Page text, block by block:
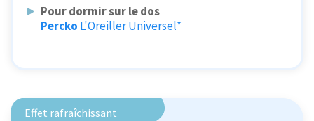
Pour dormir sur le dos
Percko L'Oreiller Universel*
Effet rafraîchissant